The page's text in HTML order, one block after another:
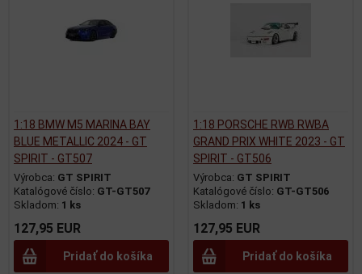
1:18 BMW M5 MARINA BAY
BLUE METALLIC 2024 - GT
SPIRIT - GT507
Výrobca: GT SPIRIT
Katalógové číslo: GT-GT507
Skladom: 1 ks
127,95 EUR
Pridať do košíka
1:18 PORSCHE RWB RWBA
GRAND PRIX WHITE 2023 - GT
SPIRIT - GT506
Výrobca: GT SPIRIT
Katalógové číslo: GT-GT506
Skladom: 1 ks
127,95 EUR
Pridať do košíka